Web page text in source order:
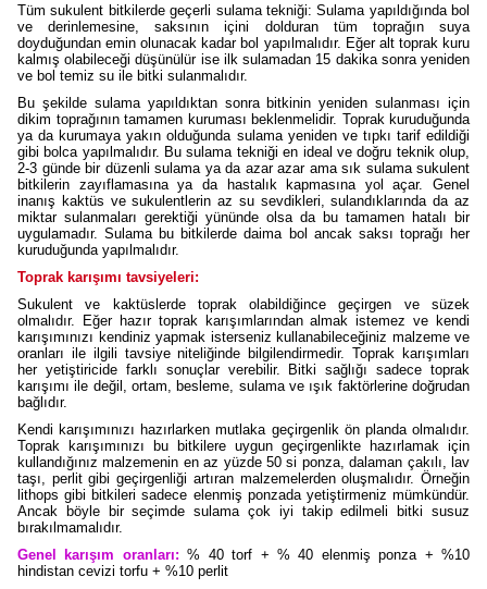
Tüm sukulent bitkilerde geçerli sulama tekniği: Sulama yapıldığında bol
ve derinlemesine, saksının içini dolduran tüm toprağın suya
doyduğundan emin olunacak kadar bol yapılmalıdır. Eğer alt toprak kuru
kalmış olabileceği düşünülür ise ilk sulamadan 15 dakika sonra yeniden
ve bol temiz su ile bitki sulanmalıdır.
Bu şekilde sulama yapıldıktan sonra bitkinin yeniden sulanması için
dikim toprağının tamamen kuruması beklenmelidir. Toprak kuruduğunda
ya da kurumaya yakın olduğunda sulama yeniden ve tıpkı tarif edildiği
gibi bolca yapılmalıdır. Bu sulama tekniği en ideal ve doğru teknik olup,
2-3 günde bir düzenli sulama ya da azar azar ama sık sulama sukulent
bitkilerin zayıflamasına ya da hastalık kapmasına yol açar. Genel
inanış kaktüs ve sukulentlerin az su sevdikleri, sulandıklarında da az
miktar sulanmaları gerektiği yününde olsa da bu tamamen hatalı bir
uygulamadır. Sulama bu bitkilerde daima bol ancak saksı toprağı her
kuruduğunda yapılmalıdır.
Toprak karışımı tavsiyeleri:
Sukulent ve kaktüslerde toprak olabildiğince geçirgen ve süzek
olmalıdır. Eğer hazır toprak karışımlarından almak istemez ve kendi
karışımınızı kendiniz yapmak isterseniz kullanabileceğiniz malzeme ve
oranları ile ilgili tavsiye niteliğinde bilgilendirmedir. Toprak karışımları
her yetiştiricide farklı sonuçlar verebilir. Bitki sağlığı sadece toprak
karışımı ile değil, ortam, besleme, sulama ve ışık faktörlerine doğrudan
bağlıdır.
Kendi karışımınızı hazırlarken mutlaka geçirgenlik ön planda olmalıdır.
Toprak karışımınızı bu bitkilere uygun geçirgenlikte hazırlamak için
kullandığınız malzemenin en az yüzde 50 si ponza, dalaman çakılı, lav
taşı, perlit gibi geçirgenliği artıran malzemelerden oluşmalıdır. Örneğin
lithops gibi bitkileri sadece elenmiş ponzada yetiştirmeniz mümkündür.
Ancak böyle bir seçimde sulama çok iyi takip edilmeli bitki susuz
bırakılmamalıdır.
Genel karışım oranları: % 40 torf + % 40 elenmiş ponza + %10
hindistan cevizi torfu + %10 perlit